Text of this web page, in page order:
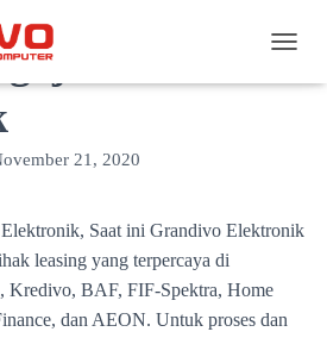
Kredit
21, 2020
Saat ini Grandivo Elektronik
leasing yang terpercaya di
Kredivo, BAF, FIF-Spektra, Home
dan AEON. Untuk proses dan